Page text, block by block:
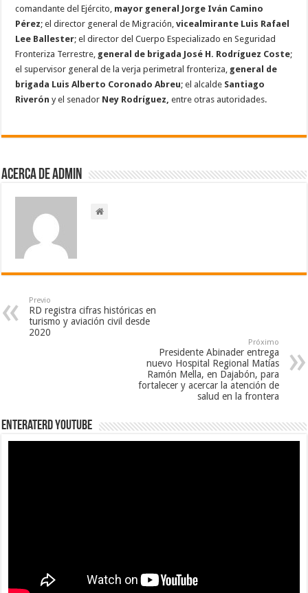
comandante del Ejército, mayor general Jorge Iván Camino
Pérez; el director general de Migración,vicealmirante Luis Rafael
Lee Ballester; el director del Cuerpo Especializado en Seguridad
Fronteriza Terrestre, general de brigada José H. Rodríguez Coste;
el supervisor general de la verja perimetral fronteriza, general de
brigada Luis Alberto Coronado Abreu; el alcalde Santiago
Riverón y el senador Ney Rodríguez,entre otras autoridades.
Acerca de admin
Previo
RD registra cifras históricas en
turismo y aviación civil desde
2020
Próximo
Presidente Abinader entrega
nuevo Hospital Regional Matías
Ramón Mella, en Dajabón, para
fortalecer y acercar la atención de
salud en la frontera
EnterateRD YOUTUBE